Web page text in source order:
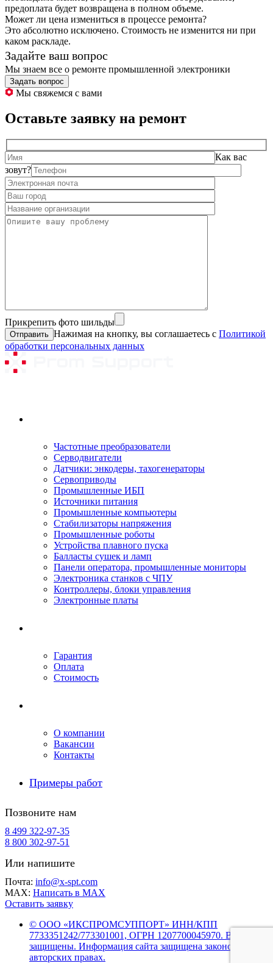
предоплата будет возвращена в полном объеме.
Может ли цена измениться в процессе ремонта?
Это абсолютно исключено. Стоимость не изменится ни при
каком раскладе.
Задайте ваш вопрос
Мы знаем все о ремонте промышленной электроники
Задать вопрос
Мы свяжемся с вами
Оставьте заявку на ремонт
Как вас
зовут?
Прикрепить фото шильды
Нажимая на кнопку, вы соглашаетесь с Политикой
обработки персональных данных
Частотные преобразователи
Серводвигатели
Датчики: энкодеры, тахогенераторы
Сервоприводы
Промышленные ИБП
Источники питания
Промышленные компьютеры
Стабилизаторы напряжения
Промышленные роботы
Устройства плавного пуска
Балласты сушек и ламп
Панели оператора, промышленные мониторы
Электроника станков с ЧПУ
Контроллеры, блоки управления
Электронные платы
Гарантия
Оплата
Стоимость
О компании
Вакансии
Контакты
Примеры работ
Позвоните нам
8 499 322-97-35
8 800 302-97-51
Или напишите
Почта: info@x-spt.com
MAX: Написать в MAX
Оставить заявку
© ООО «ИКСПРОМСУППОРТ» ИНН/КПП
7733351242/773301001, ОГРН 1207700045970. Все права
защищены. Информация сайта защищена законом об
авторских правах.